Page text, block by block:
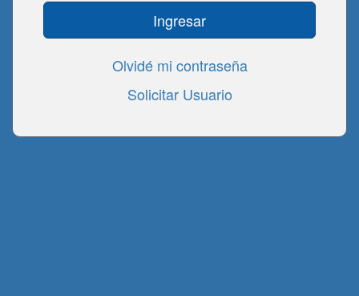
Ingresar
Olvidé mi contraseña
Solicitar Usuario